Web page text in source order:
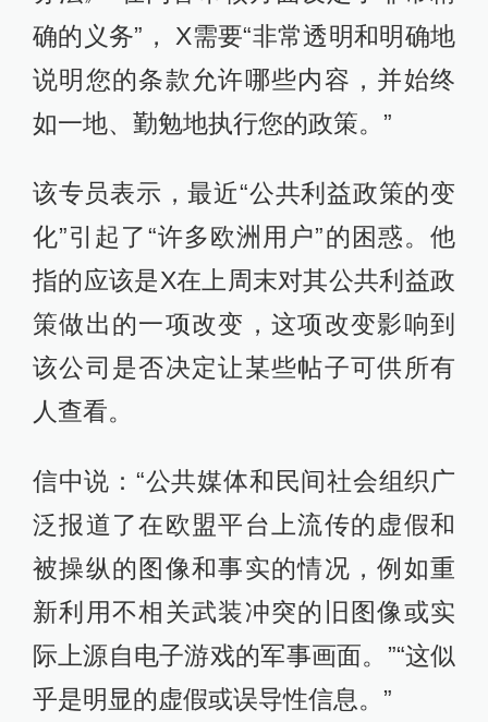
确的义务”， X需要“非常透明和明确地
说明您的条款允许哪些内容，并始终
如一地、勤勉地执行您的政策。”
该专员表示，最近“公共利益政策的变
化”引起了“许多欧洲用户”的困惑。他
指的应该是X在上周末对其公共利益政
策做出的一项改变，这项改变影响到
该公司是否决定让某些帖子可供所有
人查看。
信中说：“公共媒体和民间社会组织广
泛报道了在欧盟平台上流传的虚假和
被操纵的图像和事实的情况，例如重
新利用不相关武装冲突的旧图像或实
际上源自电子游戏的军事画面。”“这似
乎是明显的虚假或误导性信息。”